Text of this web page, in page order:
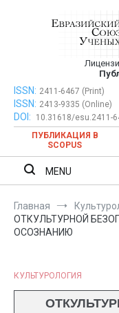
Евразийский Союз
ISSN: 2411-6467 (Print)
ISSN: 2413-9335 (Online)
DOI:
10.31618/esu.2411-
ПУБЛИКАЦИЯ В
SCOPUS
MENU
Главная
ОТКУЛЬТУРНОЙ
ОСОЗНАНИЮ
КУЛЬТУРОЛОГИЯ